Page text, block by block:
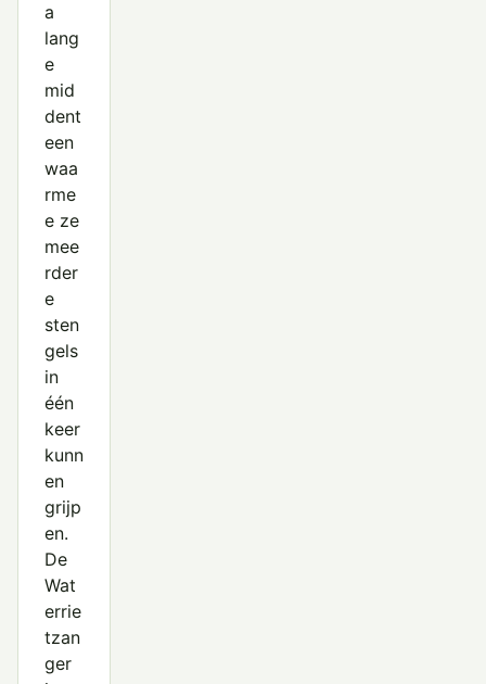
a
lang
e
mid
dent
een
waa
rme
e ze
mee
rder
e
sten
gels
in
één
keer
kunn
en
grijp
en.
De
Wat
errie
tzan
ger